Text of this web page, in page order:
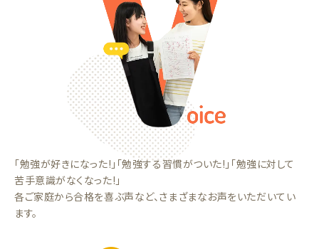
「勉強が好きになった!」「勉強する習慣がついた!」「勉強に対して
苦手意識がなくなった!」
各ご家庭から合格を喜ぶ声など、さまざまなお声をいただいてい
ます。